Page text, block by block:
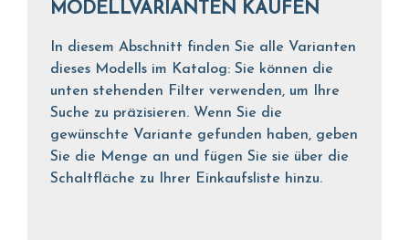
MODELLVARIANTEN KAUFEN
In diesem Abschnitt finden Sie alle Varianten
dieses Modells im Katalog: Sie können die
unten stehenden Filter verwenden, um Ihre
Suche zu präzisieren. Wenn Sie die
gewünschte Variante gefunden haben, geben
Sie die Menge an und fügen Sie sie über die
Schaltfläche zu Ihrer Einkaufsliste hinzu.